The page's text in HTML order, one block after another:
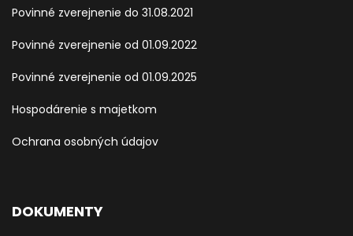
Povinné zverejnenie do 31.08.2021
Povinné zverejnenie od 01.09.2022
Povinné zverejnenie od 01.09.2025
Hospodárenie s majetkom
Ochrana osobných údajov
DOKUMENTY